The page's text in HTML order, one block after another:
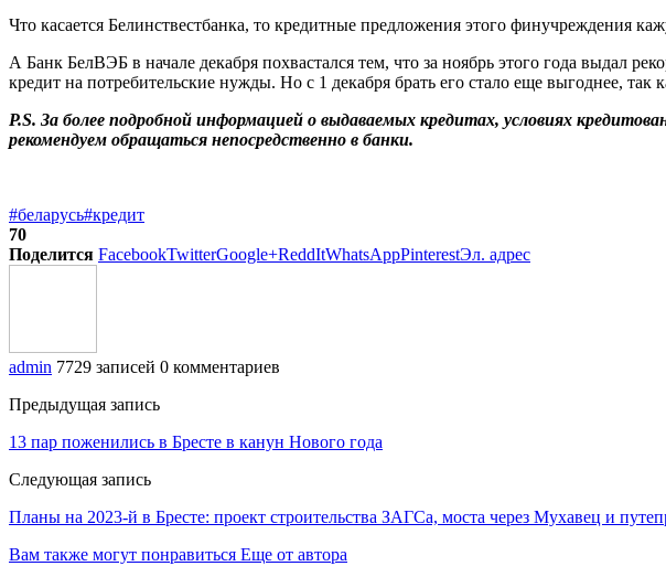
Что касается Белинствестбанка, то кредитные предложения этого финучреждения
А Банк БелВЭБ в начале декабря похвастался тем, что за ноябрь этого года выдал
кредит на потребительские нужды. Но с 1 декабря брать его стало еще выгоднее, так
P.S. За более подробной информацией о выдаваемых кредитах, условиях
рекомендуем обращаться непосредственно в банки.
#беларусь#кредит
70
Поделится FacebookTwitterGoogle+ReddItWhatsAppPinterestЭл. адрес
admin 7729 записей 0 комментариев
Предыдущая запись
13 пар поженились в Бресте в канун Нового года
Следующая запись
Планы на 2023-й в Бресте: проект строительства ЗАГСа, моста через Мухавец и
Вам также могут понравиться Еще от автора